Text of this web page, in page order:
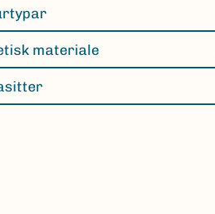
materiale